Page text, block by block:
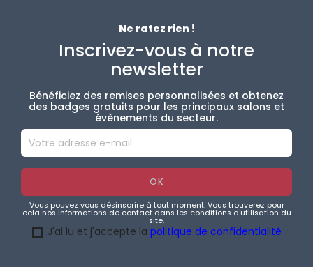
Ne ratez rien !
Inscrivez-vous à notre
newsletter
Bénéficiez des remises personnalisées et obtenez
des badges gratuits pour les principaux salons et
évènements du secteur.
Vous pouvez vous désinscrire à tout moment. Vous trouverez pour
cela nos informations de contact dans les conditions d'utilisation du
site.
J'ai lu et j'accepte la politique de confidentialité